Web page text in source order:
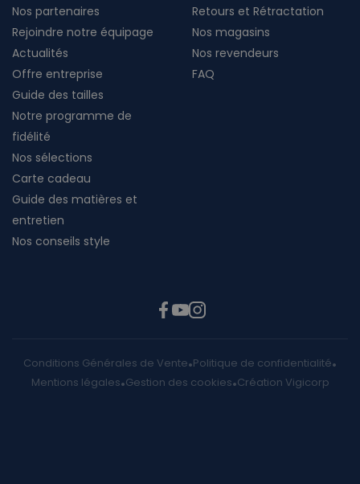
Nos partenaires
Rejoindre notre équipage
Actualités
Offre entreprise
Retours et Rétractation
Nos magasins
Nos revendeurs
FAQ
Guide des tailles
Notre programme de
fidélité
Nos sélections
Carte cadeau
Guide des matières et
entretien
Nos conseils style
Conditions Générales de Vente Politique de confidentialité
Mentions légales Gestion des cookies Création Vigicorp